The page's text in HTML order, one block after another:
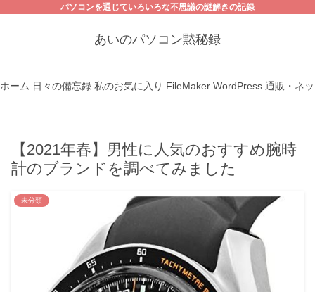
パソコンを通じていろいろな不思議の謎解きの記録
あいのパソコン黙秘録
ホーム 日々の備忘録 私のお気に入り FileMaker WordPress 通販・ネ
【2021年春】男性に人気のおすすめ腕時
計のブランドを調べてみました
未分類